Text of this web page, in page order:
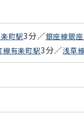
町駅3分／銀座線銀
線有楽町駅3分／浅草